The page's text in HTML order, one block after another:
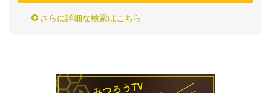
さらに詳細な検索はこちら